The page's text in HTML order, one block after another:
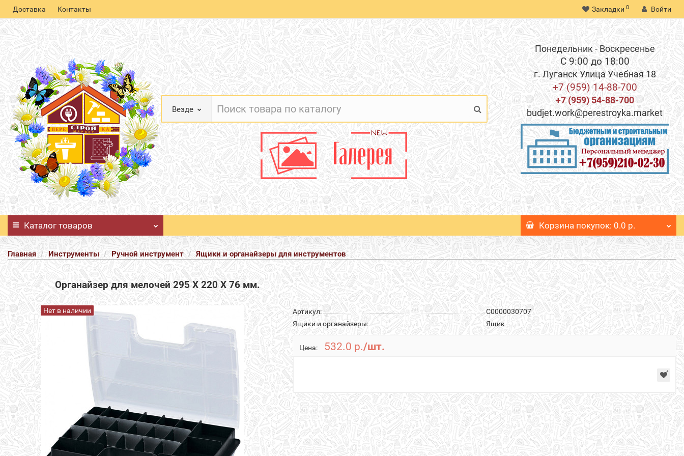
Доставка Контакты Закладки 0 Войти
Везде
Понедельник - Воскресенье
С 9:00 до 18:00
г. Луганск Улица Учебная 18
+7 (959) 14-88-700
+7 (959) 54-88-700
budjet.work@perestroyka.market
Каталог товаров Корзина покупок: 0.0 р.
Главная Инструменты Ручной инструмент Ящики и органайзеры для инструментов
Органайзер для мелочей 295 Х 220 Х 76 мм.
Нет в наличии Артикул:
С0000030707
Ящики и органайзеры:
Ящик
Цена: 532.0 р./шт.